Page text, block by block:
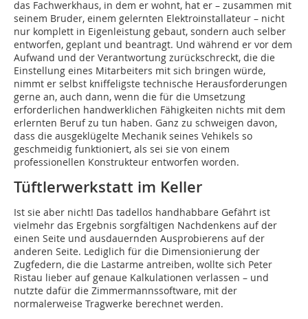
das Fachwerkhaus, in dem er wohnt, hat er – zusammen mit
seinem Bruder, einem gelernten Elektroinstallateur – nicht
nur komplett in Eigenleistung gebaut, sondern auch selber
entworfen, geplant und beantragt. Und während er vor dem
Aufwand und der Verantwortung zurückschreckt, die die
Einstellung eines Mitarbeiters mit sich bringen würde,
nimmt er selbst kniffeligste technische Herausforderungen
gerne an, auch dann, wenn die für die Umsetzung
erforderlichen handwerklichen Fähigkeiten nichts mit dem
erlernten Beruf zu tun haben. Ganz zu schweigen davon,
dass die ausgeklügelte Mechanik seines Vehikels so
geschmeidig funktioniert, als sei sie von einem
professionellen Konstrukteur entworfen worden.
Tüftlerwerkstatt im Keller
Ist sie aber nicht! Das tadellos handhabbare Gefährt ist
vielmehr das Ergebnis sorgfältigen Nachdenkens auf der
einen Seite und ausdauernden Ausprobierens auf der
anderen Seite. Lediglich für die Dimensionierung der
Zugfedern, die die Lastarme antreiben, wollte sich Peter
Ristau lieber auf genaue Kalkulationen verlassen – und
nutzte dafür die Zimmermannssoftware, mit der
normalerweise Tragwerke berechnet werden.